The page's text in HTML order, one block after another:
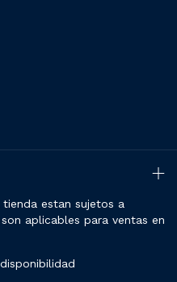
estan sujetos a
aplicables para ventas en